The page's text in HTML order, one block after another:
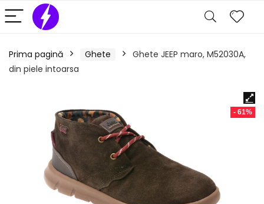
Prima pagină Ghete
Ghete JEEP maro, M52030A,
din piele intoarsa
- 61%